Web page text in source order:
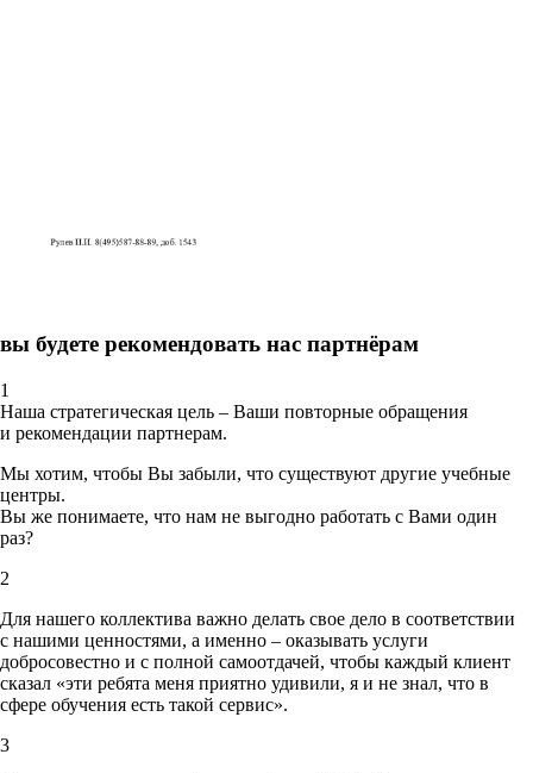
вы будете рекомендовать нас партнёрам
1
Наша стратегическая цель – Ваши повторные обращения
и рекомендации партнерам.
Мы хотим, чтобы Вы забыли, что существуют другие учебные
центры.
Вы же понимаете, что нам не выгодно работать с Вами один
раз?
2
Для нашего коллектива важно делать свое дело в соответствии
с нашими ценностями, а именно – оказывать услуги
добросовестно и с полной самоотдачей, чтобы каждый клиент
сказал «эти ребята меня приятно удивили, я и не знал, что в
сфере обучения есть такой сервис».
3